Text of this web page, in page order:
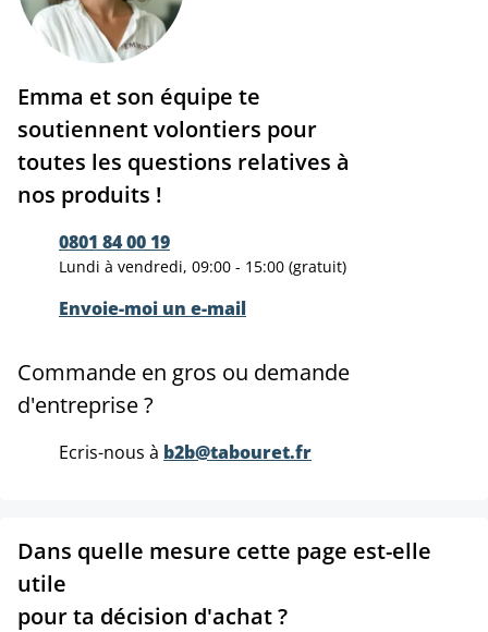
Emma et son équipe te
soutiennent volontiers pour
toutes les questions relatives à
nos produits !
0801 84 00 19
Lundi à vendredi, 09:00 - 15:00 (gratuit)
Envoie-moi un e-mail
Commande en gros ou demande
d'entreprise ?
Ecris-nous à b2b@tabouret.fr
Dans quelle mesure cette page est-elle
utile
pour ta décision d'achat ?